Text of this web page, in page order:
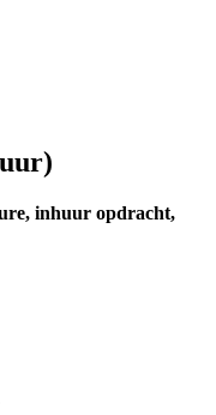
inhuur opdracht,